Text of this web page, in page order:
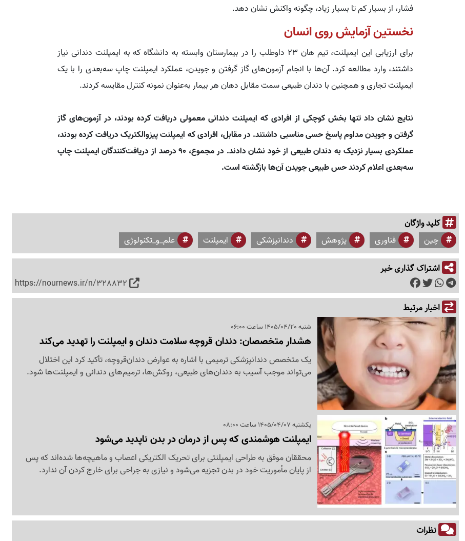
فشار، از بسیار کم تا بسیار زیاد، چگونه واکنش نشان دهد.
نخستین آزمایش روی انسان
برای ارزیابی این ایمپلنت، تیم هان ۲۳ داوطلب را در بیمارستان وابسته به دانشگاه که به ایمپلنت دندانی نیاز
داشتند، وارد مطالعه کرد. آن‌ها با انجام آزمون‌های گاز گرفتن و جویدن، عملکرد ایمپلنت چاپ سه‌بعدی را با یک
ایمپلنت تجاری و همچنین با دندان طبیعی سمت مقابل دهان هر بیمار به‌عنوان نمونه کنترل مقایسه کردند.
نتایج نشان داد تنها بخش کوچکی از افرادی که ایمپلنت دندانی معمولی دریافت کرده بودند، در آزمون‌های گاز
گرفتن و جویدن مداوم پاسخ حسی مناسبی داشتند. در مقابل، افرادی که ایمپلنت پیزوالکتریک دریافت کرده بودند،
عملکردی بسیار نزدیک به دندان طبیعی از خود نشان دادند. در مجموع، ۹۰ درصد از دریافت‌کنندگان ایمپلنت چاپ
سه‌بعدی اعلام کردند حس طبیعی جویدن آن‌ها بازگشته است.
کلید واژگان
چین فناوری پژوهش دندانپزشکی ایمپلنت علم_و_تکنولوژی
اشتراک گذاری خبر
https://nournews.ir/n/328832
اخبار مرتبط
شنبه 1405/04/20 ساعت 06:00
هشدار متخصصان: دندان قروچه سلامت دندان و ایمپلنت را تهدید می‌کند
یک متخصص دندانپزشکی ترمیمی با اشاره به عوارض دندان‌قروچه، تأکید کرد این اختلال
می‌تواند موجب آسیب به دندان‌های طبیعی، روکش‌ها، ترمیم‌های دندانی و ایمپلنت‌ها شود.
یکشنبه 1405/04/07 ساعت 08:00
ایمپلنت هوشمندی که پس از درمان در بدن ناپدید می‌شود
محققان موفق به طراحی ایمپلنتی برای تحریک الکتریکی اعصاب و ماهیچه‌ها شده‌اند که پس
از پایان مأموریت خود در بدن تجزیه می‌شود و نیازی به جراحی برای خارج کردن آن ندارد.
نظرات